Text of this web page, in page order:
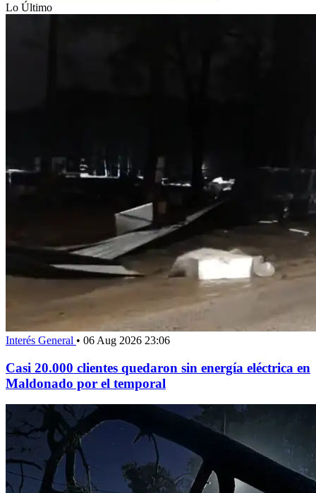
Lo Último
Interés General • 06 Aug 2026 23:06
Casi 20.000 clientes quedaron sin energía eléctrica en
Maldonado por el temporal